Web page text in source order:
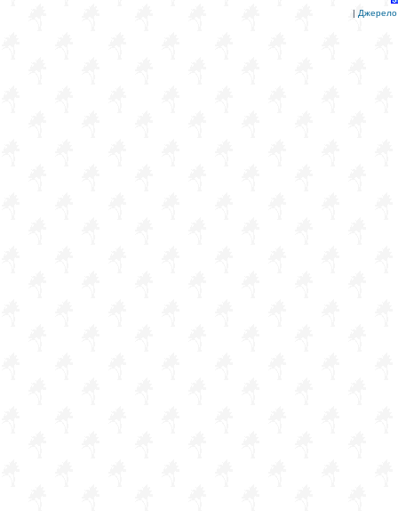
| Джерело